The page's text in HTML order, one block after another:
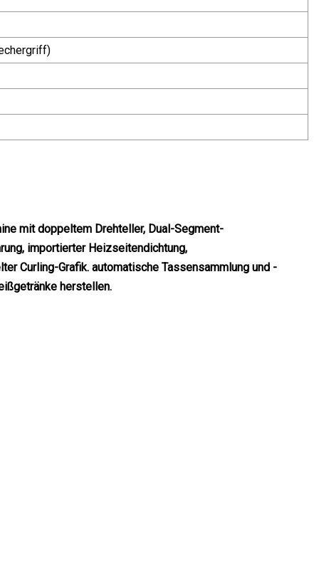
mit doppeltem Drehteller, Dual-Segment-
importierter Heizseitendichtung,
Curling-Grafik. automatische Tassensammlung und -
herstellen.